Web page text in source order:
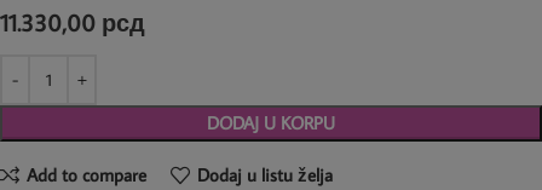
11.330,00 рсд
DODAJ U KORPU
Add to compare Dodaj u listu želja